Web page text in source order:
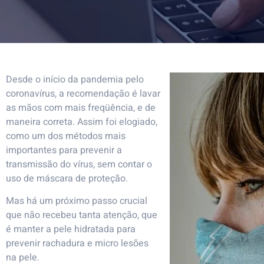
Desde o início da pandemia pelo
coronavírus, a recomendação é lavar
as mãos com mais freqüência, e de
maneira correta. Assim foi elogiado,
como um dos métodos mais
importantes para prevenir a
transmissão do vírus, sem contar o
uso de máscara de proteção.
Mas há um próximo passo crucial
que não recebeu tanta atenção, que
é manter a pele hidratada para
prevenir rachadura e micro lesões
na pele.